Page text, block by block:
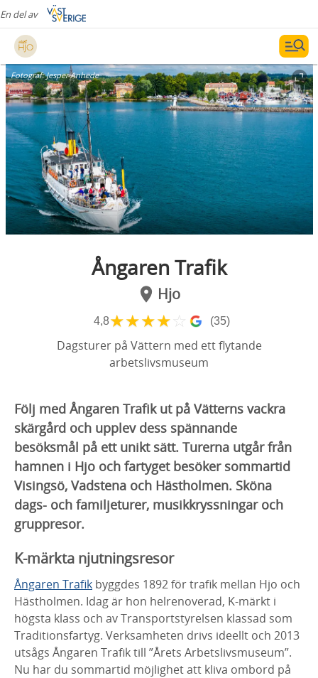
En del av
Fotograf:Jesper Anhede
Ångaren Trafik
Hjo
4,8★★★★ ☆ (35)
Dagsturer på Vättern med ett flytande
arbetslivsmuseum
Följ med Ångaren Trafik ut på Vätterns vackra
skärgård och upplev dess spännande
besöksmål på ett unikt sätt. Turerna utgår från
hamnen i Hjo och fartyget besöker sommartid
Visingsö, Vadstena och Hästholmen. Sköna
dags- och familjeturer, musikkryssningar och
gruppresor.
K-märkta njutningsresor
Ångaren Trafik byggdes 1892 för trafik mellan Hjo och
Hästholmen. Idag är hon helrenoverad, K-märkt i
högsta klass och av Transportstyrelsen klassad som
Traditionsfartyg. Verksamheten drivs ideellt och 2013
utsågs Ångaren Trafik till ”Årets Arbetslivsmuseum”.
Nu har du sommartid möjlighet att kliva ombord på